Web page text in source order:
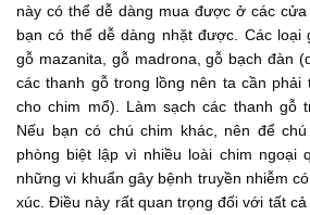
này có thể dễ dàng mua được ở các
bạn có thể dễ dàng nhặt được. Các loại
gỗ mazanita, gỗ madrona, gỗ bạch đàn
các thanh gỗ trong lồng nên ta cần phải
cho chim mổ). Làm sạch các thanh gỗ
Nếu bạn có chú chim khác, nên để
phòng biệt lập vì nhiều loài chim ngoại
những vi khuẩn gây bệnh truyền nhiễm
xúc. Điều này rất quan trọng đối với tất